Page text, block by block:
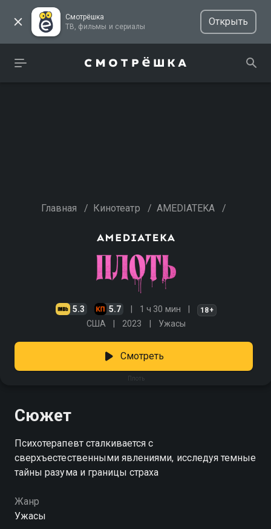
Смотрёшка
ТВ, фильмы и сериалы
Открыть
Главная / Кинотеатр / AMEDIATEKA /
5.3 5.7 1 ч 30 мин 18+
США 2023 Ужасы
Плоть
Смотреть
Сюжет
Психотерапевт сталкивается с
сверхъестественными явлениями, исследуя темные
тайны разума и границы страха
Жанр
Ужасы